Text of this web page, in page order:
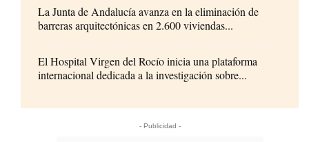
La Junta de Andalucía avanza en la eliminación de
barreras arquitectónicas en 2.600 viviendas...
El Hospital Virgen del Rocío inicia una plataforma
internacional dedicada a la investigación sobre...
- Publicidad -